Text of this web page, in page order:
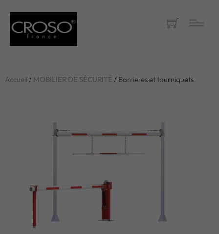
Accueil / MOBILIER DE SÉCURITÉ / Barrieres et tourniquets